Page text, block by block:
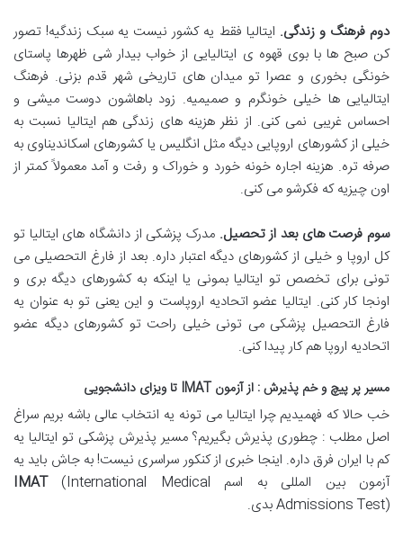
دوم فرهنگ و زندگی. ایتالیا فقط یه کشور نیست یه سبک زندگیه! تصور
کن صبح ها با بوی قهوه ی ایتالیایی از خواب بیدار شی ظهرها پاستای
خونگی بخوری و عصرا تو میدان های تاریخی شهر قدم بزنی. فرهنگ
ایتالیایی ها خیلی خونگرم و صمیمیه. زود باهاشون دوست میشی و
احساس غریبی نمی کنی. از نظر هزینه های زندگی هم ایتالیا نسبت به
خیلی از کشورهای اروپایی دیگه مثل انگلیس یا کشورهای اسکاندیناوی به
صرفه تره. هزینه اجاره خونه خورد و خوراک و رفت و آمد معمولاً کمتر از
اون چیزیه که فکرشو می کنی.
سوم فرصت های بعد از تحصیل. مدرک پزشکی از دانشگاه های ایتالیا تو
کل اروپا و خیلی از کشورهای دیگه اعتبار داره. بعد از فارغ التحصیلی می
تونی برای تخصص تو ایتالیا بمونی یا اینکه به کشورهای دیگه بری و
اونجا کار کنی. ایتالیا عضو اتحادیه اروپاست و این یعنی تو به عنوان یه
فارغ التحصیل پزشکی می تونی خیلی راحت تو کشورهای دیگه عضو
اتحادیه اروپا هم کار پیدا کنی.
مسیر پر پیچ و خم پذیرش : از آزمونIMAT تا ویزای دانشجویی
خب حالا که فهمیدیم چرا ایتالیا می تونه یه انتخاب عالی باشه بریم سراغ
اصل مطلب : چطوری پذیرش بگیریم؟ مسیر پذیرش پزشکی تو ایتالیا یه
کم با ایران فرق داره. اینجا خبری از کنکور سراسری نیست! به جاش باید یه
آزمون بین المللی به اسم
IMAT(International Medical
Admissions Test) بدی.